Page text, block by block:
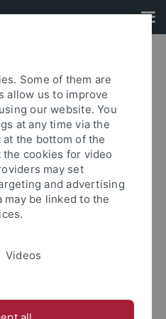
4
aktuell Nr.
Wahl mit
Some of them are
allow us to improve
our website. You
at any time via the
at the bottom of the
the cookies for video
may set
and advertising
may be linked to the
Videos